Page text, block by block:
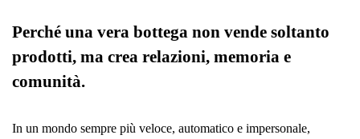
Perché una vera bottega non vende soltanto
prodotti, ma crea relazioni, memoria e
comunità.
In un mondo sempre più veloce, automatico e impersonale,